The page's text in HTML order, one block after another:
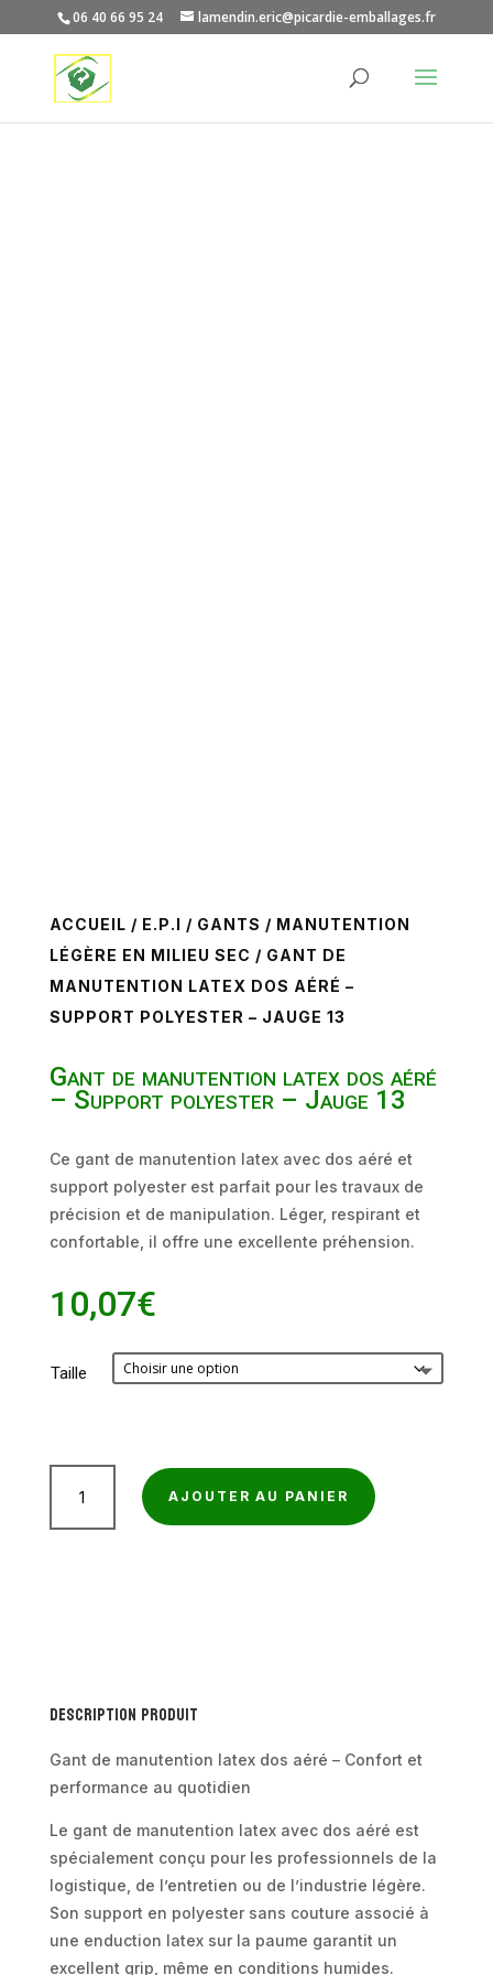
06 40 66 95 24 lamendin.eric@picardie-emballages.fr
ACCUEIL / E.P.I / GANTS / MANUTENTION
LÉGÈRE EN MILIEU SEC / GANT DE
MANUTENTION LATEX DOS AÉRÉ –
SUPPORT POLYESTER – JAUGE 13
Gant de manutention latex dos aéré
– Support polyester – Jauge 13
Ce gant de manutention latex avec dos aéré et
support polyester est parfait pour les travaux de
précision et de manipulation. Léger, respirant et
confortable, il offre une excellente préhension.
10,07€
Taille
–
Support
polyester
Jauge
13
AJOUTER AU PANIER
Description produit
Gant de manutention latex dos aéré – Confort et
performance au quotidien
Le gant de manutention latex avec dos aéré est
spécialement conçu pour les professionnels de la
logistique, de l’entretien ou de l’industrie légère.
Son support en polyester sans couture associé à
une enduction latex sur la paume garantit un
excellent grip, même en conditions humides.